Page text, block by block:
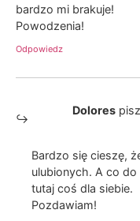
bardzo mi brakuje!
Powodzenia!
Odpowiedz
Dolores
Bardzo się cieszę,
ulubionych. A co
tutaj coś dla siebie.
Pozdawiam!